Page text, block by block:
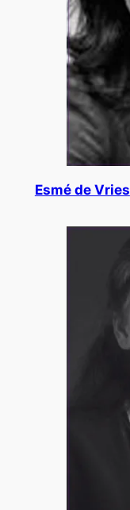
Esmé de Vries